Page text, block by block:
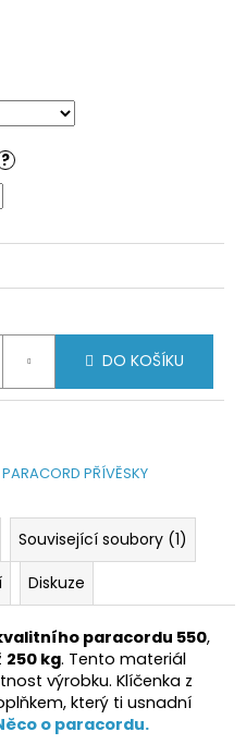
?
DO KOŠÍKU
PARACORD PŘÍVĚSKY
Související soubory (1)
Diskuze
paracordu 550,
250 kg. Tento materiál
výrobku. Klíčenka z
který ti usnadní
o paracordu.